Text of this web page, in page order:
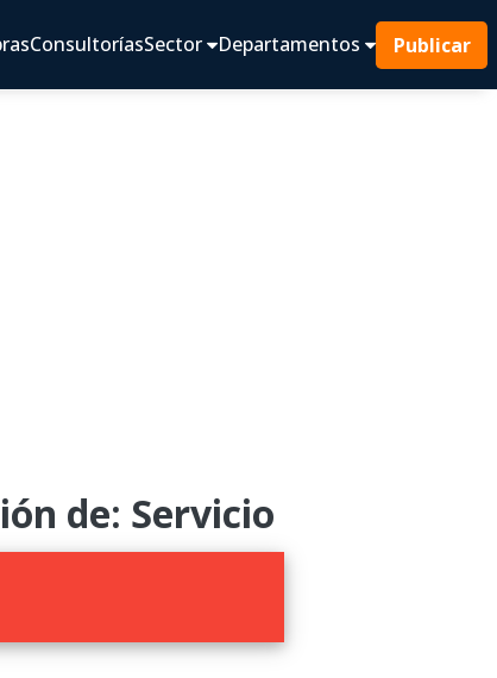
ConsultoríasSector Departamentos Publicar
de: Servicio